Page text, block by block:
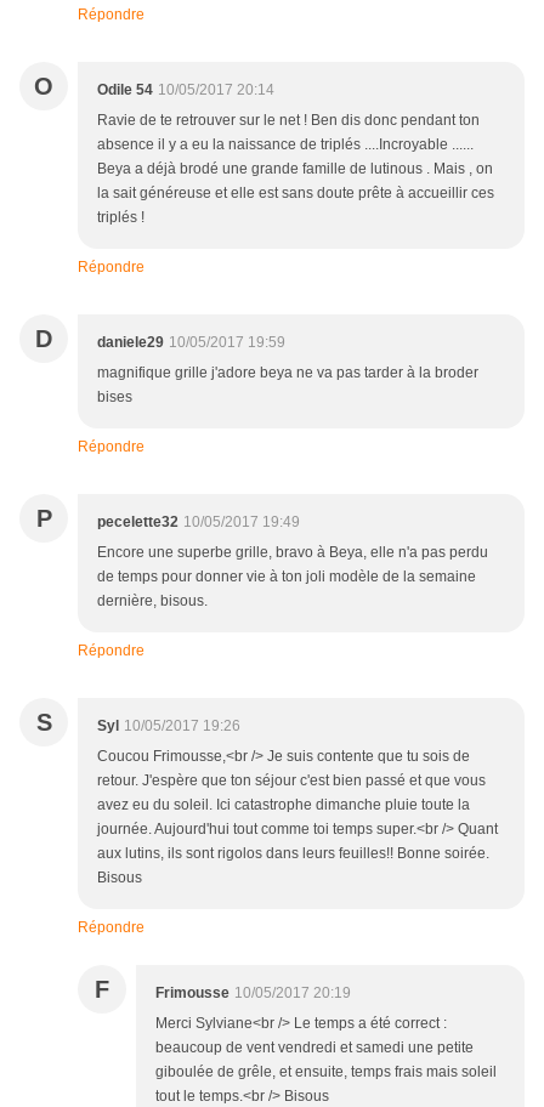
Répondre
O Odile 54 10/05/2017 20:14
Ravie de te retrouver sur le net ! Ben dis donc pendant ton
absence il y a eu la naissance de triplés ....Incroyable ......
Beya a déjà brodé une grande famille de lutinous . Mais , on
la sait généreuse et elle est sans doute prête à accueillir ces
triplés !
Répondre
D daniele29 10/05/2017 19:59
magnifique grille j'adore beya ne va pas tarder à la broder
bises
Répondre
P pecelette32 10/05/2017 19:49
Encore une superbe grille, bravo à Beya, elle n'a pas perdu
de temps pour donner vie à ton joli modèle de la semaine
dernière, bisous.
Répondre
S Syl 10/05/2017 19:26
Coucou Frimousse,<br /> Je suis contente que tu sois de
retour. J'espère que ton séjour c'est bien passé et que vous
avez eu du soleil. Ici catastrophe dimanche pluie toute la
journée. Aujourd'hui tout comme toi temps super.<br /> Quant
aux lutins, ils sont rigolos dans leurs feuilles!! Bonne soirée.
Bisous
Répondre
F Frimousse 10/05/2017 20:19
Merci Sylviane<br /> Le temps a été correct :
beaucoup de vent vendredi et samedi une petite
giboulée de grêle, et ensuite, temps frais mais soleil
tout le temps.<br /> Bisous